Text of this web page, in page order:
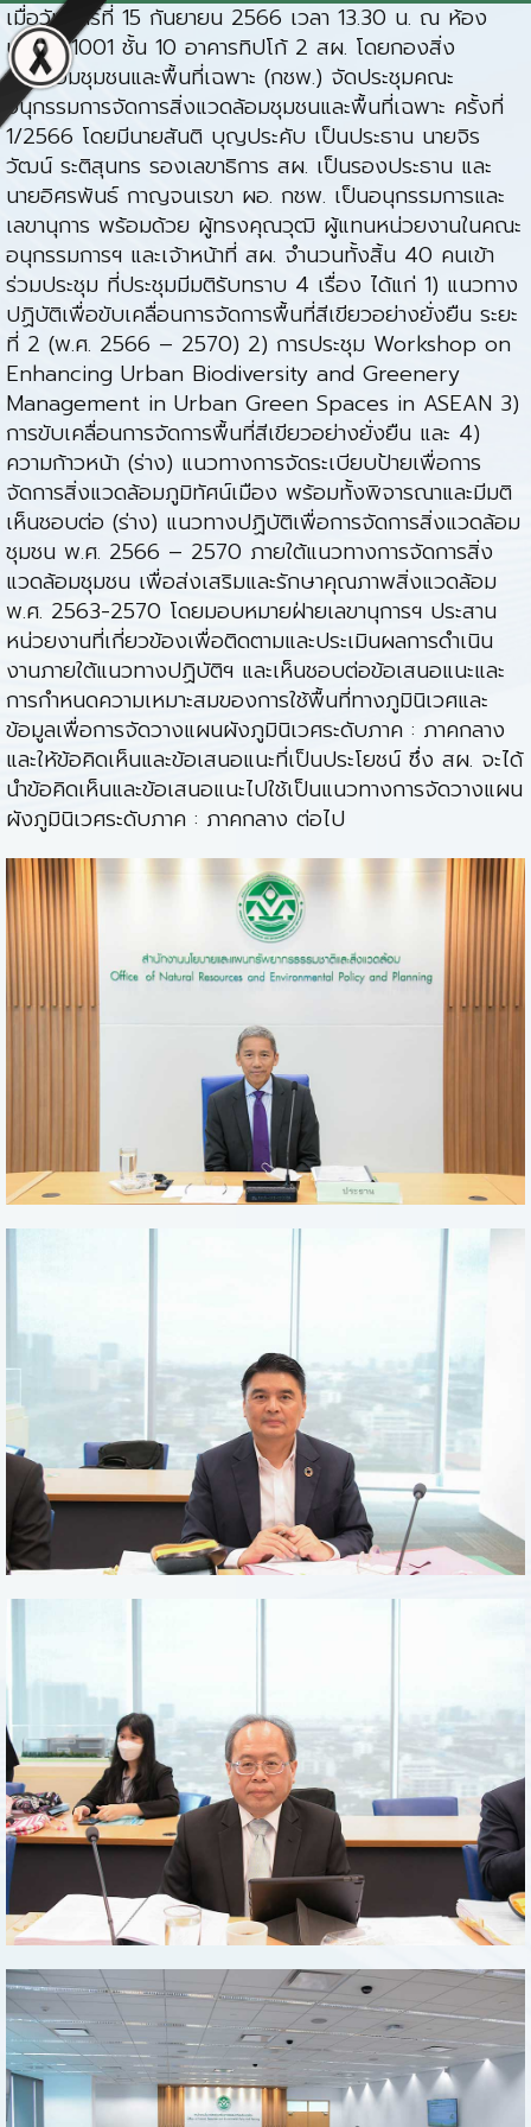
เมื่อวันศุกร์ที่ 15 กันยายน 2566 เวลา 13.30 น. ณ ห้อง
ประชุม 1001 ชั้น 10 อาคารทิปโก้ 2 สผ. โดยกองสิ่ง
แวดล้อมชุมชนและพื้นที่เฉพาะ (กชพ.) จัดประชุมคณะ
อนุกรรมการจัดการสิ่งแวดล้อมชุมชนและพื้นที่เฉพาะ ครั้งที่
1/2566 โดยมีนายสันติ บุญประคับ เป็นประธาน นายจิร
วัฒน์ ระติสุนทร รองเลขาธิการ สผ. เป็นรองประธาน และ
นายอิศรพันธ์ กาญจนเรขา ผอ. กชพ. เป็นอนุกรรมการและ
เลขานุการ พร้อมด้วย ผู้ทรงคุณวุฒิ ผู้แทนหน่วยงานในคณะ
อนุกรรมการฯ และเจ้าหน้าที่ สผ. จำนวนทั้งสิ้น 40 คนเข้า
ร่วมประชุม ที่ประชุมมีมติรับทราบ 4 เรื่อง ได้แก่ 1) แนวทาง
ปฏิบัติเพื่อขับเคลื่อนการจัดการพื้นที่สีเขียวอย่างยั่งยืน ระยะ
ที่ 2 (พ.ศ. 2566 – 2570) 2) การประชุม Workshop on
Enhancing Urban Biodiversity and Greenery
Management in Urban Green Spaces in ASEAN 3)
การขับเคลื่อนการจัดการพื้นที่สีเขียวอย่างยั่งยืน และ 4)
ความก้าวหน้า (ร่าง) แนวทางการจัดระเบียบป้ายเพื่อการ
จัดการสิ่งแวดล้อมภูมิทัศน์เมือง พร้อมทั้งพิจารณาและมีมติ
เห็นชอบต่อ (ร่าง) แนวทางปฏิบัติเพื่อการจัดการสิ่งแวดล้อม
ชุมชน พ.ศ. 2566 – 2570 ภายใต้แนวทางการจัดการสิ่ง
แวดล้อมชุมชน เพื่อส่งเสริมและรักษาคุณภาพสิ่งแวดล้อม
พ.ศ. 2563-2570 โดยมอบหมายฝ่ายเลขานุการฯ ประสาน
หน่วยงานที่เกี่ยวข้องเพื่อติดตามและประเมินผลการดำเนิน
งานภายใต้แนวทางปฏิบัติฯ และเห็นชอบต่อข้อเสนอแนะและ
การกำหนดความเหมาะสมของการใช้พื้นที่ทางภูมินิเวศและ
ข้อมูลเพื่อการจัดวางแผนผังภูมินิเวศระดับภาค : ภาคกลาง
และให้ข้อคิดเห็นและข้อเสนอแนะที่เป็นประโยชน์ ซึ่ง สผ. จะได้
นำข้อคิดเห็นและข้อเสนอแนะไปใช้เป็นแนวทางการจัดวางแผน
ผังภูมินิเวศระดับภาค : ภาคกลาง ต่อไป